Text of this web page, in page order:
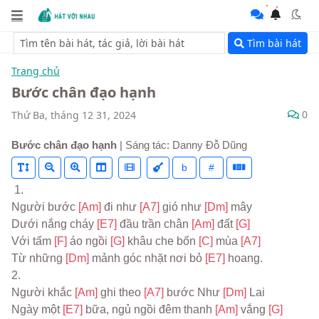
Tìm bài hát
Trang chủ
Bước chân đạo hạnh
Thứ Ba, tháng 12 31, 2024 0
Bước chân đạo hạnh | Sáng tác: Danny Đỗ Dũng
b #
1.
Người bước [Am] đi như [A7] gió như [Dm] mây
Dưới nắng cháy [E7] đầu trần chân [Am] đất [G]
Với tấm [F] áo ngồi [G] khâu che bốn [C] mùa [A7]
Từ những [Dm] mảnh góc nhặt nơi bỏ [E7] hoang.
2.
Người khắc [Am] ghi theo [A7] bước Như [Dm] Lai
Ngày một [E7] bữa, ngủ ngồi đêm thanh [Am] vắng [G]